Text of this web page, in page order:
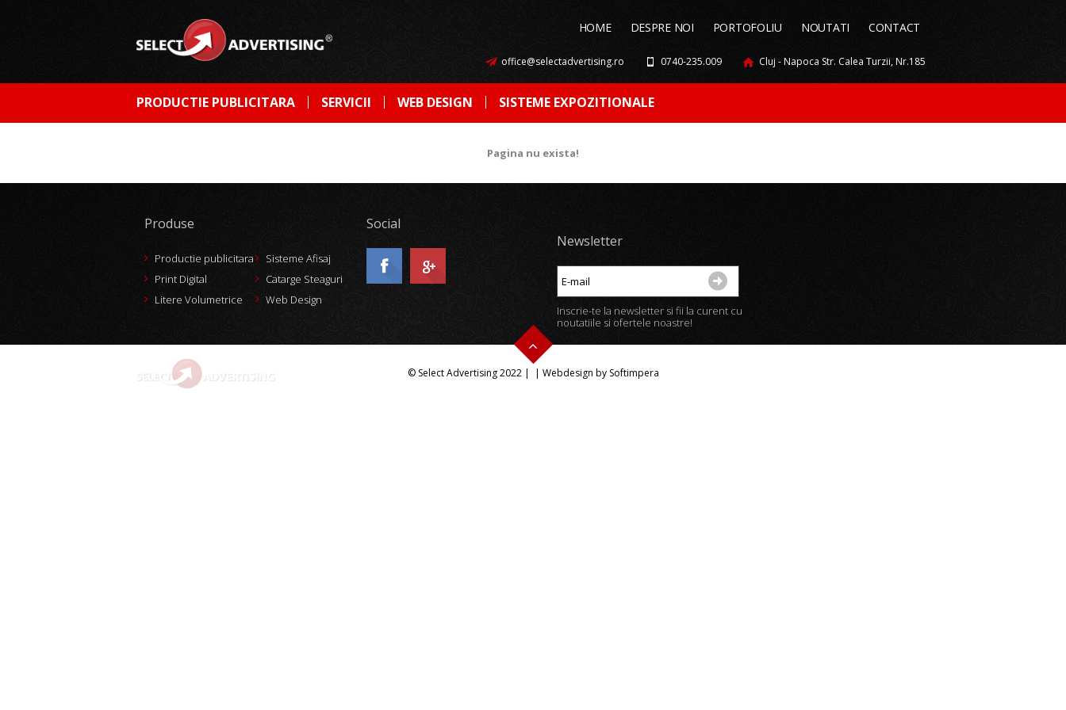
HOME DESPRE NOI PORTOFOLIU NOUTATI CONTACT
office@selectadvertising.ro 0740-235.009 Cluj - Napoca Str. Calea Turzii, Nr.185
PRODUCTIE PUBLICITARA SERVICII WEB DESIGN SISTEME EXPOZITIONALE
Pagina nu exista!
Produse
Productie publicitara
Sisteme Afisaj
Print Digital
Catarge Steaguri
Litere Volumetrice
Web Design
Social
Newsletter
Inscrie-te la newsletter si fii la curent cu
noutatiile si ofertele noastre!
© Select Advertising 2022 | | Webdesign by Softimpera